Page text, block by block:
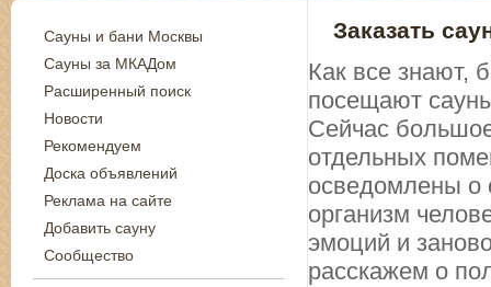
Заказать
Как все знают,
посещают
Сейчас
отдельных
осведомлены о
организм
эмоций и
расскажем о
Сауны и бани Москвы
Сауны за МКАДом
Расширенный поиск
Новости
Рекомендуем
Доска объявлений
Реклама на сайте
Добавить сауну
Сообщество